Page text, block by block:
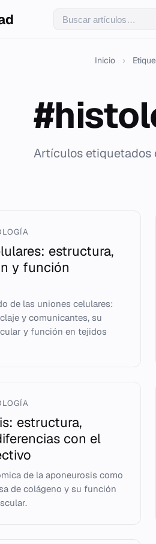
Inicio ›
Artículos etiquetados
estructura,
y función
de las uniones celulares:
y comunicantes, su
y función en tejidos
estructura,
con el
de la aponeurosis como
de colágeno y su función